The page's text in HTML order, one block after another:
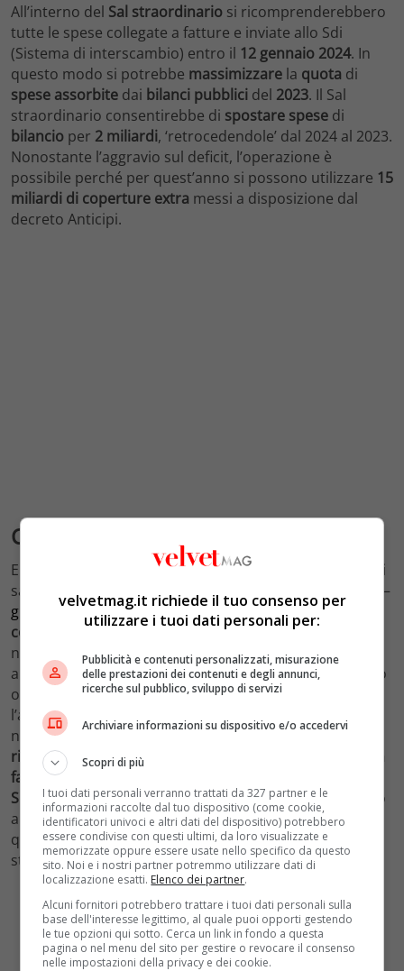
All’interno del Sal straordinario si ricomprenderebbero
tutte le spese collegate a fatture e inviate allo Sdi
(Sistema di interscambio) entro il 12 gennaio 2024. In
questo modo si potrebbe massimizzare la quota di
spese assorbite dai bilanci pubblici del 2023. Il Sal
straordinario consentirebbe di spostare spese di
bilancio per 2 miliardi, ‘retrocedendole’ dal 2024 al 2023.
Nonostante l’aggravio sul deficit, l’operazione è
possibile perché per quest’anno si possono utilizzare 15
miliardi di coperture extra messi a disposizione dal
decreto Anticipi.
Contenziosi sul Superbonus
E sugli eventuali contenziosi? Allo studio del Governo ci
sarebbe una
norma ad hoc , visto che – come già detto –
gli
sconti non più copertidallo Stato dovrannoessere
coperti
committenti, cioè dai condomini. A meno di
non voler perdere le agevolazioni sull’intero lavoro. Se
anche le imprese decidessero di non incassare, in tutto
o in parte, la quota non agevolata, perderebbero poi
l’agevolazione su tutto. Infine, come spiega il
non si esclude unastrettasulbonusal 75%per la
rimozione dellebarriere architettoniche
fatturae
Superbonus 110%nelle unifamiliari. L’incentivo è molto
appetibile dato che copre molti interventi, compresi
quelli su finestre e serramenti, con limitazioni non
stringenti.
velvetmag.it richiede il tuo consenso per
utilizzare i tuoi dati personali per:
Pubblicità e contenuti personalizzati, misurazione
delle prestazioni dei contenuti e degli annunci,
ricerche sul pubblico, sviluppo di servizi
Archiviare informazioni su dispositivo e/o accedervi
Scopri di più
I tuoi dati personali verranno trattati da 327 partner e le
informazioni raccolte dal tuo dispositivo (come cookie,
identificatori univoci e altri dati del dispositivo) potrebbero
essere condivise con questi ultimi, da loro visualizzate e
memorizzate oppure essere usate nello specifico da questo
sito. Noi e i nostri partner potremmo utilizzare dati di
localizzazione esatti. Elenco dei partner.
Alcuni fornitori potrebbero trattare i tuoi dati personali sulla
base dell'interesse legittimo, al quale puoi opporti gestendo
le tue opzioni qui sotto. Cerca un link in fondo a questa
pagina o nel menu del sito per gestire o revocare il consenso
nelle impostazioni della privacy e dei cookie.